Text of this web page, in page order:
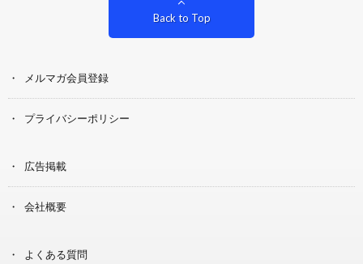
Back to Top
メルマガ会員登録
プライバシーポリシー
広告掲載
会社概要
よくある質問